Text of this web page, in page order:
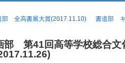
部 全高書展大賞(2017.11.10) 書道部 キ
部 第41回高等学校総合